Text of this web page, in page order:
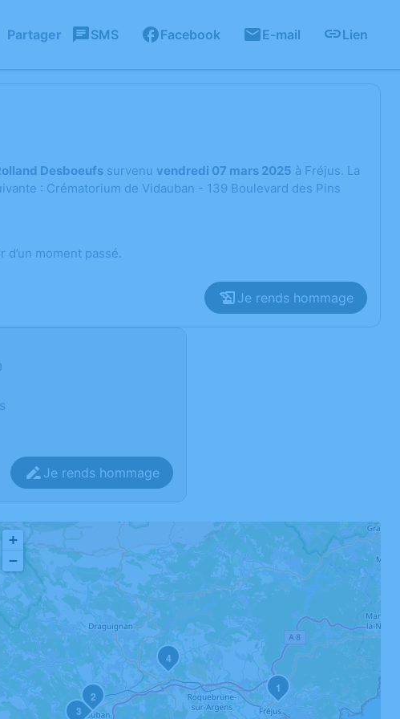
Partager SMS Facebook E-mail Lien
Desboeufs survenu vendredi 07 mars 2025 à Fréjus. La
: Crématorium de Vidauban - 139 Boulevard des Pins
moment passé.
Je rends hommage
Je rends hommage
1
2
3
4
+
−